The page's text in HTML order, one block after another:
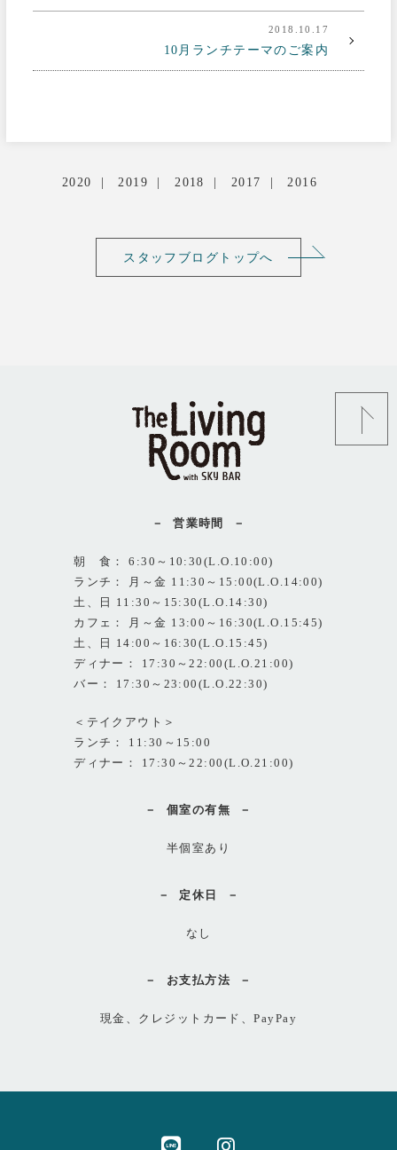
2018.10.17
10月ランチテーマのご案内
2020 2019 2018 2017 2016
スタッフブログトップへ
営業時間
朝 食： 6:30～10:30(L.O.10:00)
ランチ： 月～金 11:30～15:00(L.O.14:00)
土、日 11:30～15:30(L.O.14:30)
カフェ： 月～金 13:00～16:30(L.O.15:45)
土、日 14:00～16:30(L.O.15:45)
ディナー： 17:30～22:00(L.O.21:00)
バー： 17:30～23:00(L.O.22:30)
＜テイクアウト＞
ランチ： 11:30～15:00
ディナー： 17:30～22:00(L.O.21:00)
個室の有無
半個室あり
定休日
なし
お支払方法
現金、クレジットカード、PayPay